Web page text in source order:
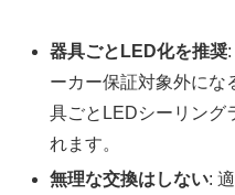
器具ごとLED化を推奨
ーカー保証対象外にな
具ごとLEDシーリング
れます。
無理な交換はしない: